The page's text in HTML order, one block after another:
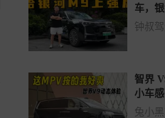
车，
新，挑
钟叔
智界
小车
头
兔小